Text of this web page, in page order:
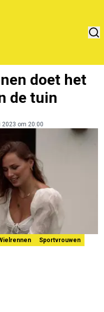
doet het
de tuin
om 20:00
Sportvrouwen